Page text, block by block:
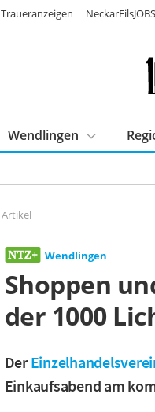
Wendlingen
Traueranzeigen NeckarFilsJOBS
Artikel
Wendlingen
Shoppen
der 1000
Der
Einkaufsabend am